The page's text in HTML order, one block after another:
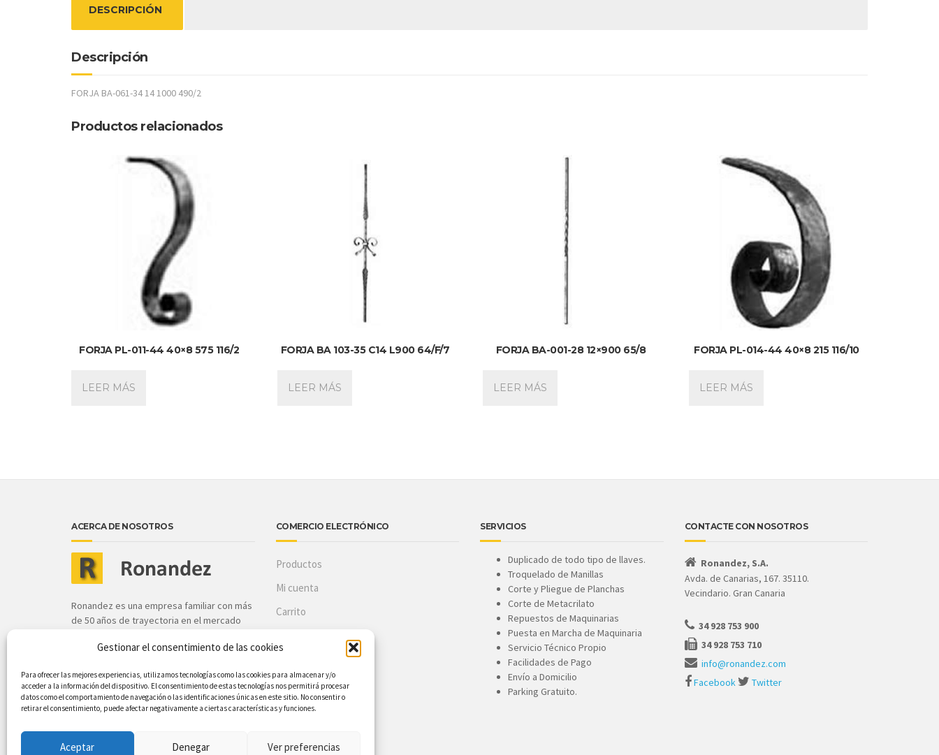
Gestionar el consentimiento de las cookies
Para ofrecer las mejores experiencias, utilizamos tecnologías como las cookies para almacenar y/o
acceder a la información del dispositivo. El consentimiento de estas tecnologías nos permitirá procesar
datos como el comportamiento de navegación o las identificaciones únicas en este sitio. No consentir o
retirar el consentimiento, puede afectar negativamente a ciertas características y funciones.
Aceptar Denegar Ver preferencias
DESCRIPCIÓN
Descripción
FORJA BA-061-34 14 1000 490/2
Productos relacionados
FORJA PL-011-44 40×8 575 116/2
LEER MÁS
FORJA BA 103-35 C14 L900 64/F/7
LEER MÁS
FORJA BA-001-28 12×900 65/8
LEER MÁS
FORJA PL-014-44 40×8 215 116/10
LEER MÁS
ACERCA DE NOSOTROS
Ronandez es una empresa familiar con más
de 50 años de trayectoria en el mercado
mejora continua nos ha consolidado
CONOZCANOS
COMERCIO ELECTRÓNICO
Productos
Mi cuenta
Carrito
Política de Privacidad
Política de cookies
Aviso Legal
SERVICIOS
Duplicado de todo tipo de llaves.
Troquelado de Manillas
Corte y Pliegue de Planchas
Corte de Metacrilato
Repuestos de Maquinarias
Puesta en Marcha de Maquinaria
Servicio Técnico Propio
Facilidades de Pago
Envío a Domicilio
Parking Gratuito.
CONTACTE CON NOSOTROS
Ronandez, S.A.
Avda. de Canarias, 167. 35110.
Vecindario. Gran Canaria
34 928 753 900
34 928 753 710
info@ronandez.com
Facebook
Twitter